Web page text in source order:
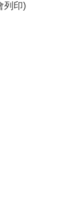
列印)